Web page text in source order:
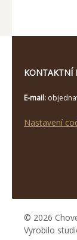
KONTAKTNÍ
E-mail:
Nastavení
© 2026
Vyrobilo